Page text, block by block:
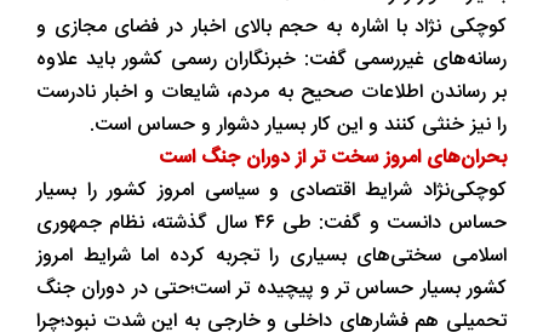
کوچکی ‌نژاد با اشاره به حجم بالای اخبار در فضای مجازی و
رسانه‌های غیررسمی گفت: خبرنگاران رسمی کشور باید علاوه
بر رساندن اطلاعات صحیح به مردم، شایعات و اخبار نادرست
را نیز خنثی کنند و این کار بسیار دشوار و حساس است.
بحران‌های امروز سخت ‌تر از دوران جنگ است
کوچکی‌نژاد شرایط اقتصادی و سیاسی امروز کشور را بسیار
حساس دانست و گفت: طی ۴۶ سال گذشته، نظام جمهوری
اسلامی سختی‌های بسیاری را تجربه کرده اما شرایط امروز
کشور بسیار حساس تر و پیچیده تر است؛حتی در دوران جنگ
تحمیلی هم فشارهای داخلی و خارجی به این شدت نبود؛چرا